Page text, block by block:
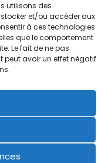
utilisons des
et/ou accéder aux
à ces technologies
que le comportement
Le fait de ne pas
peut avoir un effet négatif